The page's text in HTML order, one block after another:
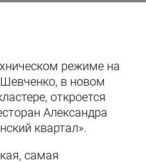
режиме на
в новом
откроется
Александра
квартал».
самая